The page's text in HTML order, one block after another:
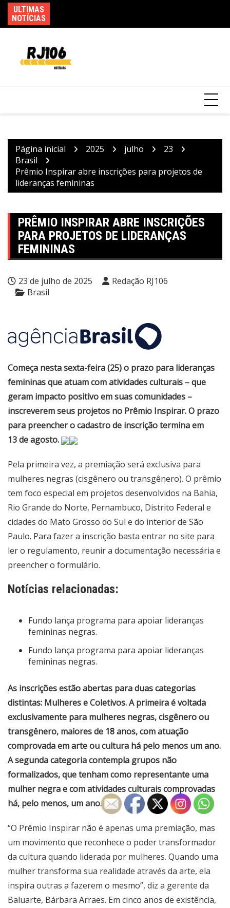
para
o
ULTIMAS
NOTÍCIAS
Página inicial 2025 julho
23
Brasil
Prêmio Inspirar abre inscrições para projetos de
lideranças femininas
PRÊMIO INSPIRAR ABRE INSCRIÇÕES
PARA PROJETOS DE LIDERANÇAS
FEMININAS
23 de julho de 2025
Redação RJ106
Brasil
Começa nesta sexta-feira (25) o prazo para lideranças
femininas que atuam com atividades culturais – que
geram impacto positivo em suas comunidades –
inscreverem seus projetos no Prêmio Inspirar. O prazo
para preencher o cadastro de inscrição termina em
13 de agosto.
Pela primeira vez, a premiação será exclusiva para
mulheres negras (cisgênero ou transgênero). O prêmio
tem foco especial em projetos desenvolvidos na Bahia,
Rio Grande do Norte, Pernambuco, Distrito Federal e
cidades do Mato Grosso do Sul e do interior de São
Paulo. Para fazer a inscrição basta entrar no site para
ler o regulamento, reunir a documentação necessária e
preencher o formulário.
Notícias relacionadas:
Fundo lança programa para apoiar lideranças
femininas negras.
Fundo lança programa para apoiar lideranças
femininas negras.
As inscrições estão abertas para duas categorias
distintas: Mulheres e Coletivos. A primeira é voltada
exclusivamente para mulheres negras, cisgênero ou
transgênero, maiores de 18 anos, com atuação
comprovada em arte ou cultura há pelo menos um ano.
A segunda categoria contempla grupos não
formalizados, que tenham como representante uma
mulher negra e com atividades culturais comprovadas
há, pelo menos, um ano.
“O Prêmio Inspirar não é apenas uma premiação, mas
um movimento que reconhece o poder transformador
da cultura quando liderada por mulheres. Quando uma
mulher transforma sua realidade através da arte, ela
inspira outras a fazerem o mesmo”, diz a gerente da
Baluarte, Bárbara Arraes. Em cinco anos de existência,